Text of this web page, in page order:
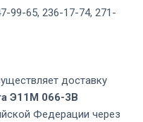
99-65, 236-17-74, 271-
доставку
Э11М 066-3В
Федерации через